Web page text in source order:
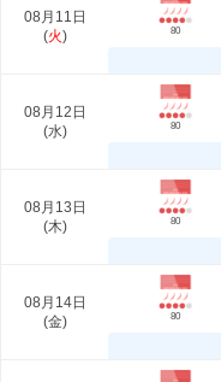
08月11日
(火) 80
08月12日
(水) 80
08月13日
(木) 80
08月14日
(金) 80